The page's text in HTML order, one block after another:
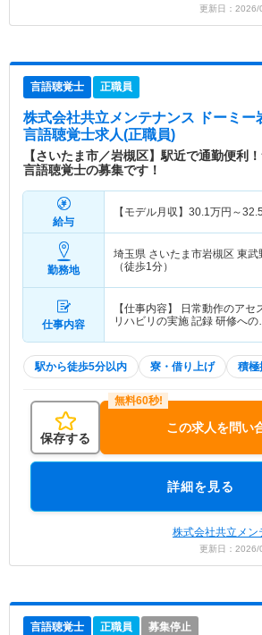
更新日：
言語聴覚士 正職員
株式会社共立メンテナンス ドーミ
言語聴覚士求人(正職員)
【さいたま市／岩槻区】駅近で通勤便利
言語聴覚士の募集です！
給与
【モデル月収】 30.1万円～32.5
勤務地
埼玉県 さいたま市岩槻区 東武
（徒歩1分）
仕事内容
【仕事内容】 日常動作のアセ
リハビリの実施 記録 研修へ
駅から徒歩5分以内 寮・借り上げ 積極
保存する
この求人を問い
詳細を見る
株式会社共立メ
更新日：
言語聴覚士 正職員 募集停止